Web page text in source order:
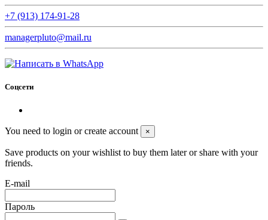
+7 (913) 174-91-28
managerpluto@mail.ru
Соцсети
You need to login or create account ×
Save products on your wishlist to buy them later or share with your
friends.
E-mail
Пароль